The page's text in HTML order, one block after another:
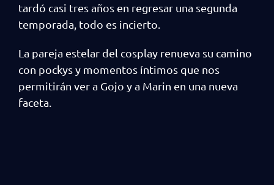
tardó casi tres años en regresar una segunda
temporada, todo es incierto.
La pareja estelar del cosplay renueva su camino
con pockys y momentos íntimos que nos
permitirán ver a Gojo y a Marin en una nueva
faceta.